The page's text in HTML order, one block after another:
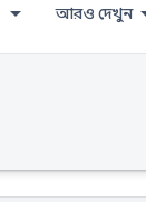
আরও দেখুন